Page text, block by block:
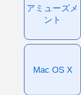
アミューズメ
ント
Mac OS X